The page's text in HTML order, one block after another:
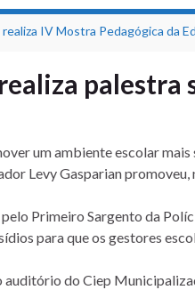
IV Mostra Pedagógica da
palestra
um ambiente escolar
Levy Gasparian
Primeiro Sargento da
para que os gestores
do Ciep